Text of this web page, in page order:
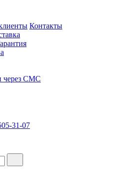
Контакты
через СМС
31-07